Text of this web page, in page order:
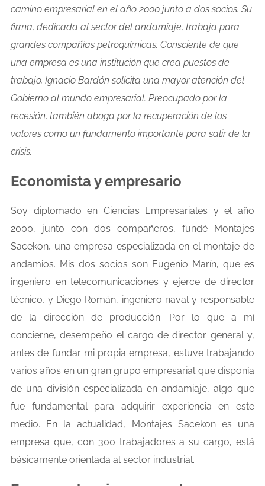
camino empresarial en el año 2000 junto a dos socios. Su
firma, dedicada al sector del andamiaje, trabaja para
grandes compañías petroquímicas. Consciente de que
una empresa es una institución que crea puestos de
trabajo, Ignacio Bardón solicita una mayor atención del
Gobierno al mundo empresarial. Preocupado por la
recesión, también aboga por la recuperación de los
valores como un fundamento importante para salir de la
crisis.
Economista y empresario
Soy diplomado en Ciencias Empresariales y el año
2000, junto con dos compañeros, fundé Montajes
Sacekon, una empresa especializada en el montaje de
andamios. Mis dos socios son Eugenio Marín, que es
ingeniero en telecomunicaciones y ejerce de director
técnico, y Diego Román, ingeniero naval y responsable
de la dirección de producción. Por lo que a mí
concierne, desempeño el cargo de director general y,
antes de fundar mi propia empresa, estuve trabajando
varios años en un gran grupo empresarial que disponía
de una división especializada en andamiaje, algo que
fue fundamental para adquirir experiencia en este
medio. En la actualidad, Montajes Sacekon es una
empresa que, con 300 trabajadores a su cargo, está
básicamente orientada al sector industrial.